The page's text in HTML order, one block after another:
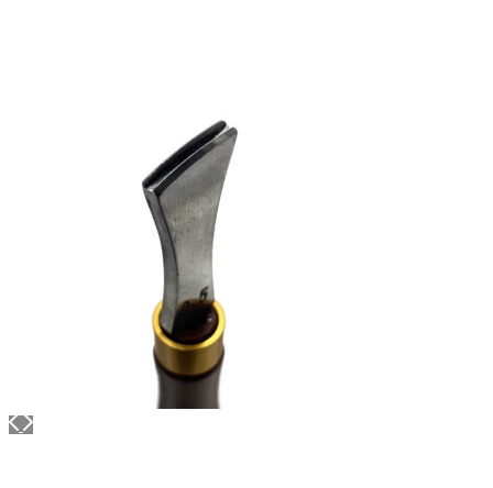
АППРЕТУРА ДЛЯ КОЖИ